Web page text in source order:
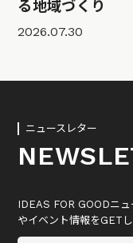
る地域づくり
2026.07.30
ニュースレター
IDEAS FOR GOODニ
やイベント情報をGETし